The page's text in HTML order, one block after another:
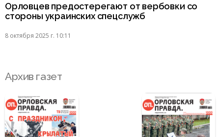
Орловцев предостерегают от вербовки со
стороны украинских спецслужб
8 октября 2025 г. 10:11
Архив газет